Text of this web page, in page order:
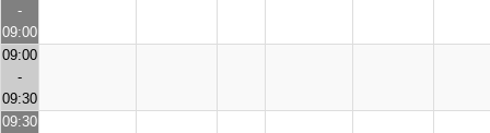
-
09:00
09:00
-
09:30
09:30